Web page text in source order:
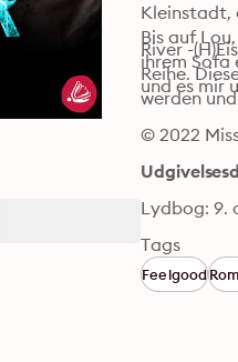
Kleinstadt,
Bis auf
ihrem Sofa
und es mir
River -
Reihe.
werden
© 2022
Lydbog: 9.
Tags
Feelgood